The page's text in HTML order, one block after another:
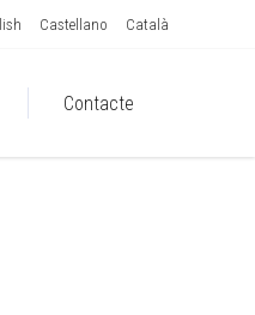
Castellano Català
Contacte